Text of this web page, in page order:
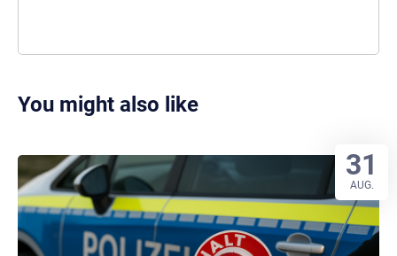
You might also like
31
AUG.